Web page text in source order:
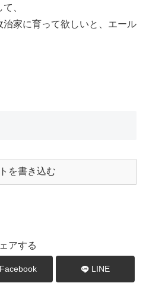
、
家に育って欲しいと、エール
を書き込む
アする
Facebook LINE